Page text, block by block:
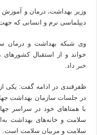
وزیر بهداشت، درمان و
دیپلماسی نرم و انسانی که
وی شبکه بهداشت و درمان
خواند و از استقبال
خبر داد.
ظفرقندی در ادامه گفت: یکی
در جلسات سازمان بهداشت
با همتاهای خود در سراسر
سلامت و خانه‌های بهداشت
سلامت و مربیان سلامت است.